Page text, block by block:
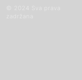
© 2024 Sva prava